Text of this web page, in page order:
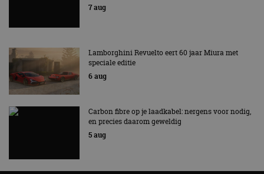
7 aug
Lamborghini Revuelto eert 60 jaar Miura met
speciale editie
6 aug
Carbon fibre op je laadkabel: nergens voor nodig,
en precies daarom geweldig
5 aug